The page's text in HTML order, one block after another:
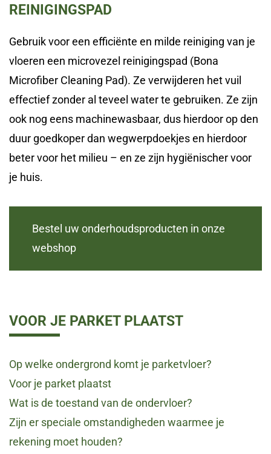
REINIGINGSPAD
Gebruik voor een efficiënte en milde reiniging van je
vloeren een microvezel reinigingspad (Bona
Microfiber Cleaning Pad). Ze verwijderen het vuil
effectief zonder al teveel water te gebruiken. Ze zijn
ook nog eens machinewasbaar, dus hierdoor op den
duur goedkoper dan wegwerpdoekjes en hierdoor
beter voor het milieu – en ze zijn hygiënischer voor
je huis.
Bestel uw onderhoudsproducten in onze
webshop
VOOR JE PARKET PLAATST
Op welke ondergrond komt je parketvloer?
Voor je parket plaatst
Wat is de toestand van de ondervloer?
Zijn er speciale omstandigheden waarmee je
rekening moet houden?